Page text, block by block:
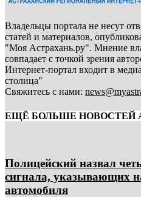
Владельцы портала не несут
статей и материалов,
"Моя Астрахань.ру". Мнение
совпадает с точкой зрения
Интернет-портал входит в
столица"
Свяжитесь с нами:
ЕЩЁ БОЛЬШЕ НОВОСТЕЙ
Полицейский назвал
сигнала, указывающих
автомобиля